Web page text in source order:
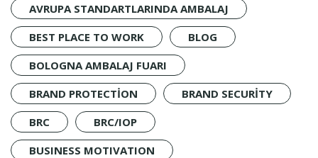
AVRUPA STANDARTLARINDA AMBALAJ
BEST PLACE TO WORK
BLOG
BOLOGNA AMBALAJ FUARI
BRAND PROTECTION
BRAND SECURITY
BRC
BRC/IOP
BUSINESS MOTIVATION